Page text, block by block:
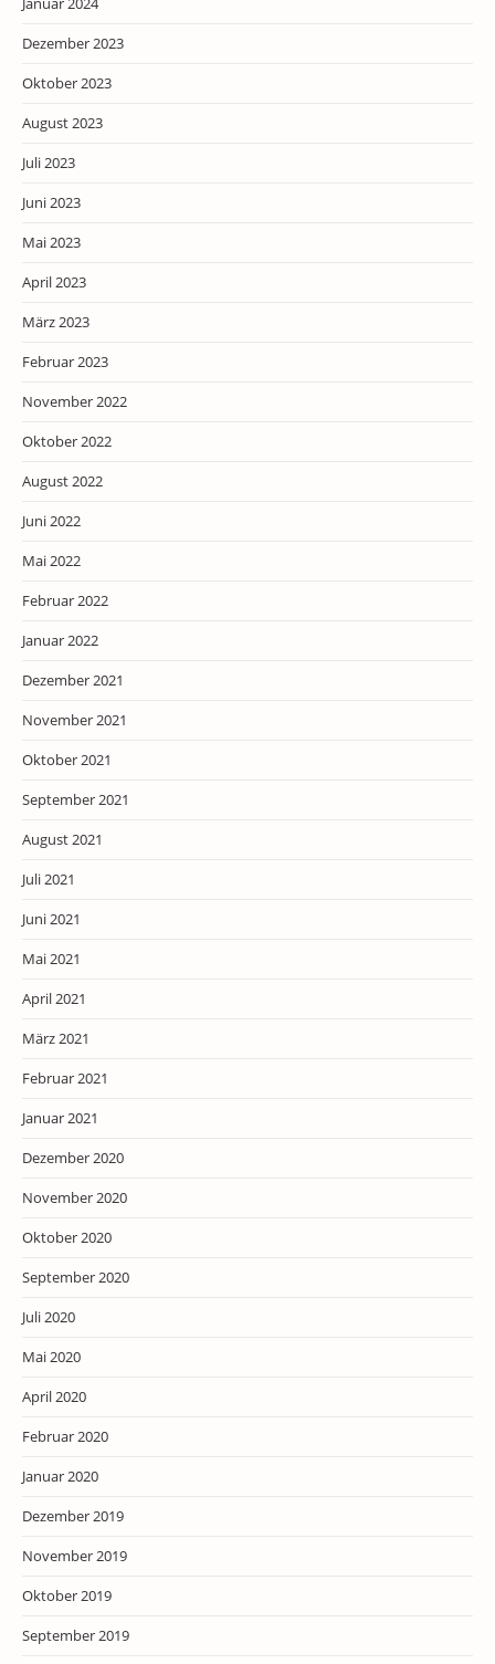
Dezember 2023
Oktober 2023
August 2023
Juli 2023
Juni 2023
Mai 2023
April 2023
März 2023
Februar 2023
November 2022
Oktober 2022
August 2022
Juni 2022
Mai 2022
Februar 2022
Januar 2022
Dezember 2021
November 2021
Oktober 2021
September 2021
August 2021
Juli 2021
Juni 2021
Mai 2021
April 2021
März 2021
Februar 2021
Januar 2021
Dezember 2020
November 2020
Oktober 2020
September 2020
Juli 2020
Mai 2020
April 2020
Februar 2020
Januar 2020
Dezember 2019
November 2019
Oktober 2019
September 2019